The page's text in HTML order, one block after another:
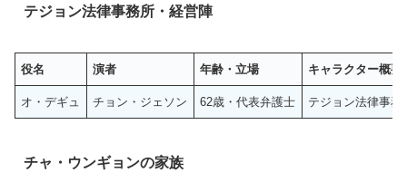
テジョン法律事務所・経営陣
役名 演者 年齢・立場 キャラクター概要
オ・デギュ チョン・ジェソン 62歳・代表弁護士 テジョン法律事
チャ・ウンギョンの家族